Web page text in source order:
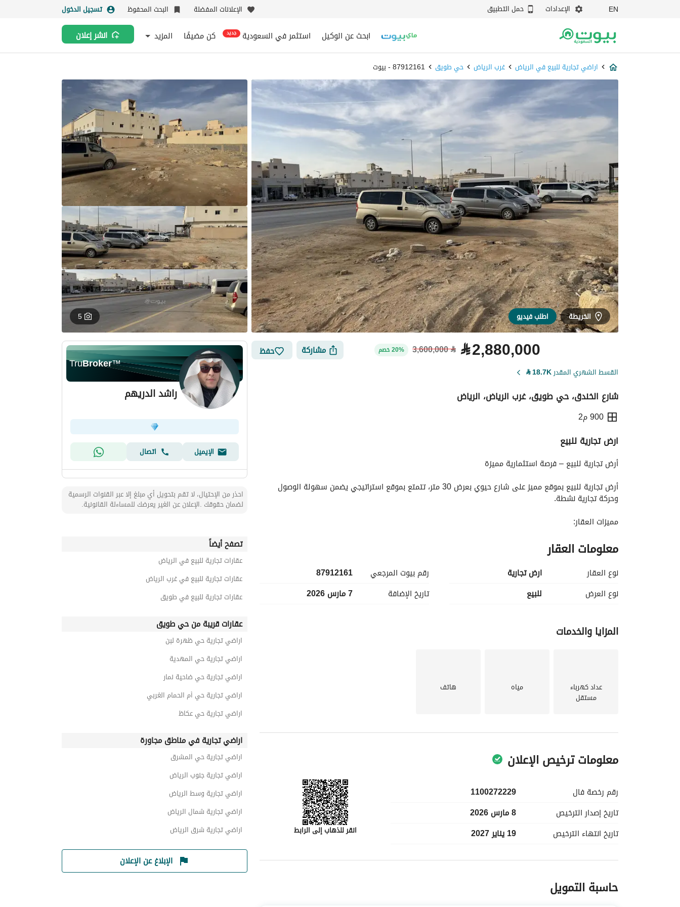
EN الإعدادات حمل التطبيق الإعلانات المفضلة البحث المحفوظ تسجيل الدخول
ابحث عن الوكيل استثمر في السعودية جديد كن مضيفًا المزيد انشر إعلان
اراضي تجارية للبيع في الرياض غرب الرياض حي طويق 87912161 - بيوت
الخريطة اطلب فيديو 5
⃁2,880,000
⃁
3,600,000 20% خصم مشاركة حفظ
القسط الشهري المقدر18.7K
⃁
شارع الخندق، حي طويق، غرب الرياض، الرياض
900 م2
ارض تجارية للبيع
أرض تجارية للبيع – فرصة استثمارية مميزة
وحركة تجارية نشطة.
مميزات العقار:
تقع على شارع بعرض 30 متر.
موقع مميز في منطقة حيوية.
السوم الحالي: 3,200 ريال للمتر.
البيع قريب بإذن الله.
محاطة بالخدمات والمرافق.
تتمتع بمستقبل استثماري واعد.
معلومات العقار
نوع العقار
ارض تجارية
نوع العرض
للبيع
رقم بيوت المرجعي
87912161
تاريخ الإضافة
7 مارس 2026
المزايا والخدمات
عداد كهرباء
مستقل
مياه هاتف
معلومات ترخيص الإعلان
رقم رخصة فال
1100272229
تاريخ إصدار الترخيص
8 مارس 2026
تاريخ انتهاء الترخيص 19 يناير 2027 انقر للذهاب إلى الرابط
معلومات مسؤول الإعلان
اسم المسؤول راشد عبدالرحمن ناصر الدريهمحاسبة التمويل
TruBroker™
راشد الدريهم
الإيميل اتصال
احذر من الإحتيال، لا تقم بتحويل أي مبلغ إلا عبر القنوات الرسمية
لضمان حقوقك .الإعلان عن الغير يعرضك للمساءلة القانونية.
تصفح أيضاً
عقارات تجارية للبيع في الرياض
عقارات تجارية للبيع في غرب الرياض
عقارات تجارية للبيع في طويق
عقارات قريبة من حي طويق
اراضي تجارية حي ظهرة لبن
اراضي تجارية حي المهدية
اراضي تجارية حي ضاحية نمار
اراضي تجارية حي أم الحمام الغربي
اراضي تجارية حي عكاظ
اراضي تجارية في مناطق مجاورة
اراضي تجارية حي المشرق
اراضي تجارية جنوب الرياض
اراضي تجارية وسط الرياض
اراضي تجارية شمال الرياض
اراضي تجارية شرق الرياض
الإبلاغ عن الإعلان